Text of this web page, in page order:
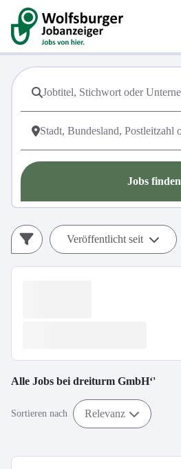
Jobs finden
Veröffentlicht seit
Alle Jobs bei dreiturm GmbH‘'
Sortieren nach Relevanz